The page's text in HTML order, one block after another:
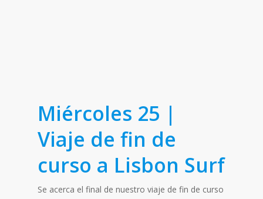
Miércoles 25 |
Viaje de fin de
curso a Lisbon Surf
Se acerca el final de nuestro viaje de fin de curso